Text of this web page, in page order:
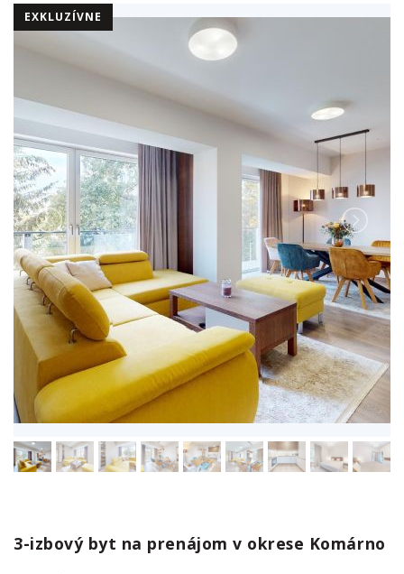
EXKLUZÍVNE
3-izbový byt na prenájom v okrese Komárno